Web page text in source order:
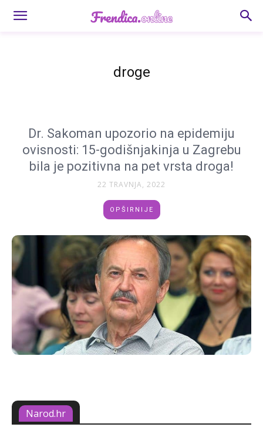
droge
Dr. Sakoman upozorio na epidemiju
ovisnosti: 15-godišnjakinja u Zagrebu
bila je pozitivna na pet vrsta droga!
22 TRAVNJA, 2022
OPŠIRNIJE
Narod.hr